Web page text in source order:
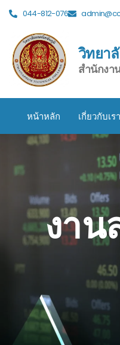
044-812-076
วิทยา
สำนักงา
หน้าหลัก เกี่ยวกับเรา
งาน